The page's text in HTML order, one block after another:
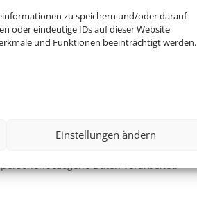
zu speichern und/oder darauf
oder eindeutige IDs auf dieser Website
und Funktionen beeinträchtigt werden.
Einstellungen ändern